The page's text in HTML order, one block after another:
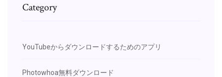
Category
YouTubeからダウンロードするためのアプリ
Photowhoa無料ダウンロード